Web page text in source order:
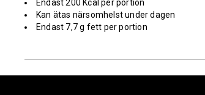
Endast 200 Kcal per portion
Kan ätas närsomhelst under dagen
Endast 7,7 g fett per portion